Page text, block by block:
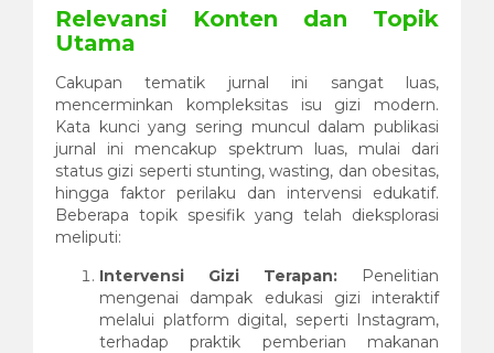
Relevansi Konten dan Topik
Utama
Cakupan tematik jurnal ini sangat luas,
mencerminkan kompleksitas isu gizi modern.
Kata kunci yang sering muncul dalam publikasi
jurnal ini mencakup spektrum luas, mulai dari
status gizi seperti stunting, wasting, dan obesitas,
hingga faktor perilaku dan intervensi edukatif.
Beberapa topik spesifik yang telah dieksplorasi
meliputi:
Intervensi Gizi Terapan: Penelitian
mengenai dampak edukasi gizi interaktif
melalui platform digital, seperti Instagram,
terhadap praktik pemberian makanan